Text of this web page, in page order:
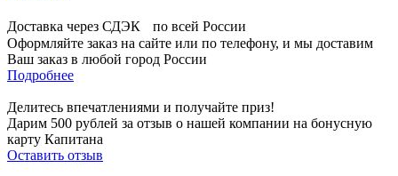
Доставка через СДЭК по всей России
Оформляйте заказ на сайте или по телефону, и мы доставим
Ваш заказ в любой город России
Подробнее
Делитесь впечатлениями и получайте приз!
Дарим 500 рублей за отзыв о нашей компании на бонусную
карту Капитана
Оставить отзыв